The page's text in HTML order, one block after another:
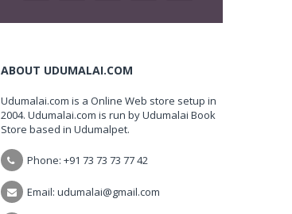
ABOUT UDUMALAI.COM
Udumalai.com is a Online Web store setup in
2004. Udumalai.com is run by Udumalai Book
Store based in Udumalpet.
Phone: +91 73 73 73 77 42
Email: udumalai@gmail.com